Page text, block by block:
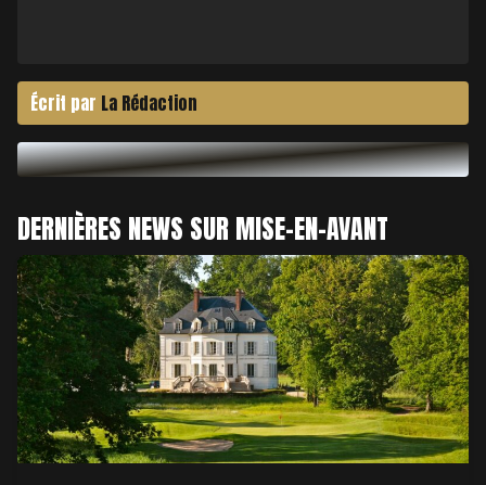
Écrit par La Rédaction
DERNIÈRES NEWS SUR MISE-EN-AVANT